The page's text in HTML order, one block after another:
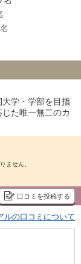
学・学部を目指
た唯一無二のカ
ません。
口コミを投稿する
の口コミについて